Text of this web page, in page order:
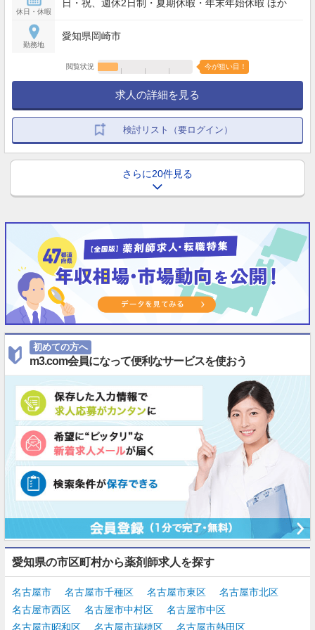
休日・休暇
日・祝、週休2日制・夏期休暇・年末年始休暇 ほか
勤務地
愛知県岡崎市
閲覧状況 今が狙い目！
求人の詳細を見る
検討リスト（要ログイン）
さらに20件見る
初めての方へ
m3.com会員になって便利なサービスを使おう
愛知県の市区町村から薬剤師求人を探す
名古屋市 名古屋市千種区 名古屋市東区
名古屋市北区
名古屋市西区
名古屋市中村区
名古屋市中区
名古屋市昭和区
名古屋市瑞穂区 名古屋市熱田区